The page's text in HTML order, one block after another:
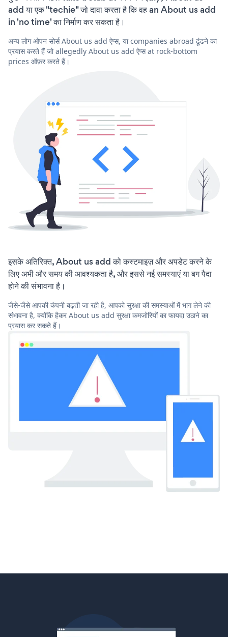
add या एक "techie" जो दावा करता है कि वह an About us add
in 'no time' का निर्माण कर सकता है।
अन्य लोग ओपन सोर्स About us add ऐप्स, या companies abroad ढूंढने का
प्रयास करते हैं जो allegedly About us add ऐप्स at rock-bottom
prices ऑफ़र करते हैं।
इसके अतिरिक्त, About us add को कस्टमाइज़ और अपडेट करने के
लिए अभी और समय की आवश्यकता है, और इससे नई समस्याएं या बग पैदा
होने की संभावना है।
जैसे-जैसे आपकी कंपनी बढ़ती जा रही है, आपको सुरक्षा की समस्याओं में भाग लेने की
संभावना है, क्योंकि हैकर About us add सुरक्षा कमजोरियों का फायदा उठाने का
प्रयास कर सकते हैं।